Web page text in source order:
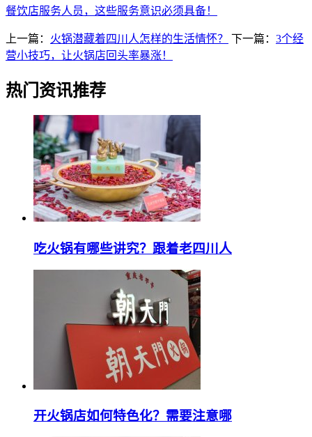
餐饮店服务人员，这些服务意识必须具备！
上一篇： 火锅潜藏着四川人怎样的生活情怀？ 下一篇： 3个经
营小技巧，让火锅店回头率暴涨！
热门资讯推荐
吃火锅有哪些讲究？跟着老四川人
开火锅店如何特色化？需要注意哪